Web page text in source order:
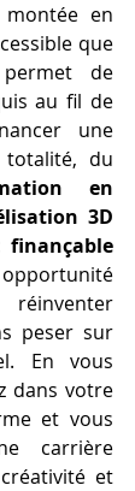
en
que
de
au fil de
une
du
en
3D
peser sur
En vous
dans votre
et vous
carrière
et